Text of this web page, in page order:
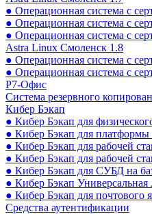
● Операционная система с
● Операционная система с
● Операционная система с
Astra Linux Смоленск 1.8
● Операционная система с
● Операционная система с
Р7-Офис
Система резервного
Кибер Бэкап
● Кибер Бэкап для
● Кибер Бэкап для платформы
● Кибер Бэкап для рабочей
● Кибер Бэкап для рабочей
● Кибер Бэкап для СУБД на
● Кибер Бэкап Универсальная
● Кибер Бэкап для почтового
Средства аутентификации